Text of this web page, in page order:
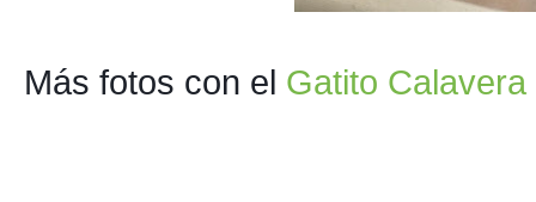
Más fotos con el Gatito Calavera